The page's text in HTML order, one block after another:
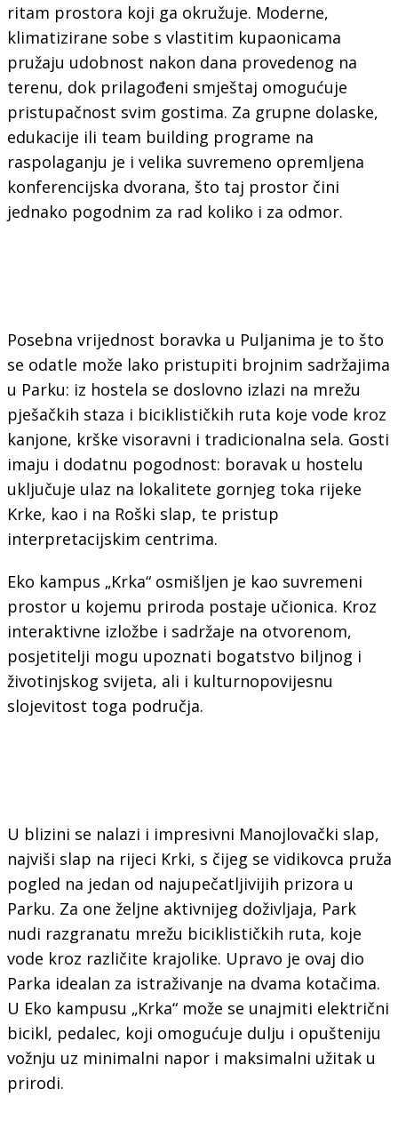
ritam prostora koji ga okružuje. Moderne,
klimatizirane sobe s vlastitim kupaonicama
pružaju udobnost nakon dana provedenog na
terenu, dok prilagođeni smještaj omogućuje
pristupačnost svim gostima. Za grupne dolaske,
edukacije ili team building programe na
raspolaganju je i velika suvremeno opremljena
konferencijska dvorana, što taj prostor čini
jednako pogodnim za rad koliko i za odmor.
Posebna vrijednost boravka u Puljanima je to što
se odatle može lako pristupiti brojnim sadržajima
u Parku: iz hostela se doslovno izlazi na mrežu
pješačkih staza i biciklističkih ruta koje vode kroz
kanjone, krške visoravni i tradicionalna sela. Gosti
imaju i dodatnu pogodnost: boravak u hostelu
uključuje ulaz na lokalitete gornjeg toka rijeke
Krke, kao i na Roški slap, te pristup
interpretacijskim centrima.
Eko kampus „Krka“ osmišljen je kao suvremeni
prostor u kojemu priroda postaje učionica. Kroz
interaktivne izložbe i sadržaje na otvorenom,
posjetitelji mogu upoznati bogatstvo biljnog i
životinjskog svijeta, ali i kulturnopovijesnu
slojevitost toga područja.
U blizini se nalazi i impresivni Manojlovački slap,
najviši slap na rijeci Krki, s čijeg se vidikovca pruža
pogled na jedan od najupečatljivijih prizora u
Parku. Za one željne aktivnijeg doživljaja, Park
nudi razgranatu mrežu biciklističkih ruta, koje
vode kroz različite krajolike. Upravo je ovaj dio
Parka idealan za istraživanje na dvama kotačima.
U Eko kampusu „Krka“ može se unajmiti električni
bicikl, pedalec, koji omogućuje dulju i opušteniju
vožnju uz minimalni napor i maksimalni užitak u
prirodi.